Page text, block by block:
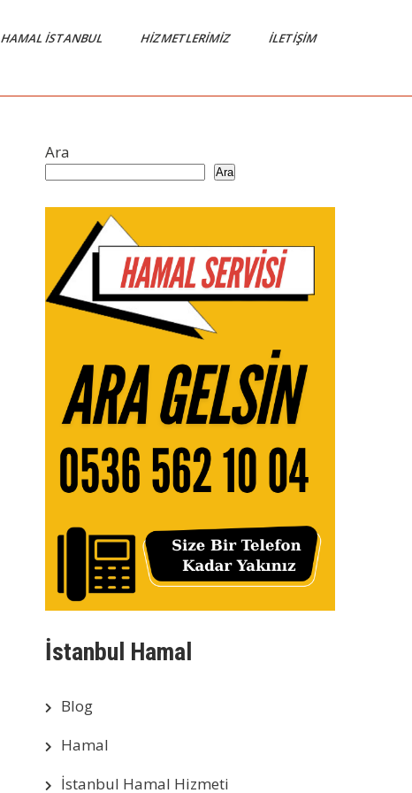
HAMAL İSTANBUL HIZMETLERIMIZ İLETIŞIM
Ara
Ara
İstanbul Hamal
Blog
Hamal
İstanbul Hamal Hizmeti